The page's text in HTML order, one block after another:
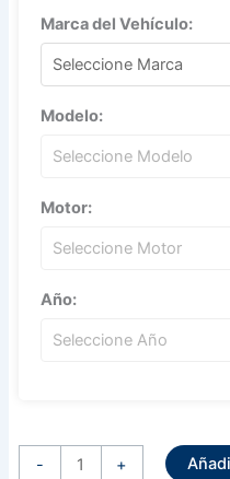
Marca del Vehículo:
Modelo:
Motor:
Año:
-
Mitsubishi
+